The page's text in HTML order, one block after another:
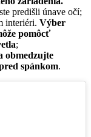
predišli únave očí;
interiéri. Výber
pomôcť
;
obmedzujte
spánkom.